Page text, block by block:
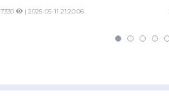
7330 | 2025-05-11 21:20:06